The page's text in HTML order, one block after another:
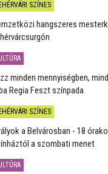
SZÍNES
hangszeres
minden mennyiségben,
Regia Feszt színpada
SZÍNES
a Belvárosban - 18
a szombati menet